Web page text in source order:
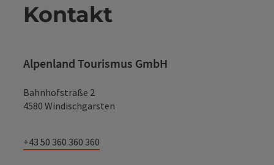
Kontakt
Alpenland Tourismus GmbH
Bahnhofstraße 2
4580 Windischgarsten
+43 50 360 360 360